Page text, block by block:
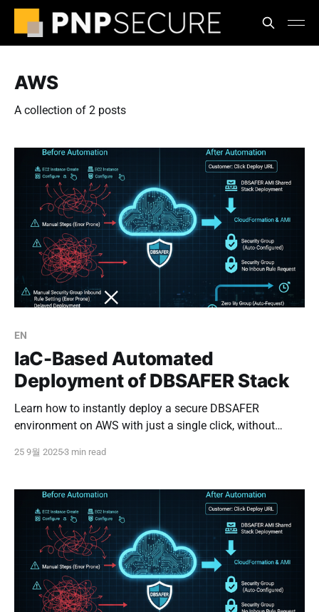
AWS
A collection of 2 posts
EN
IaC-Based Automated
Deployment of DBSAFER Stack
Learn how to instantly deploy a secure DBSAFER
environment on AWS with just a single click, without
25 9월 20253 min read